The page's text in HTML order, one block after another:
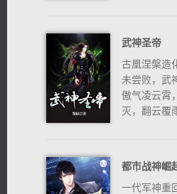
武神圣帝
古凰涅槃造
未尝败，武
傲气凌云霄
灭，翻云覆
都市战神崛
一代军神重